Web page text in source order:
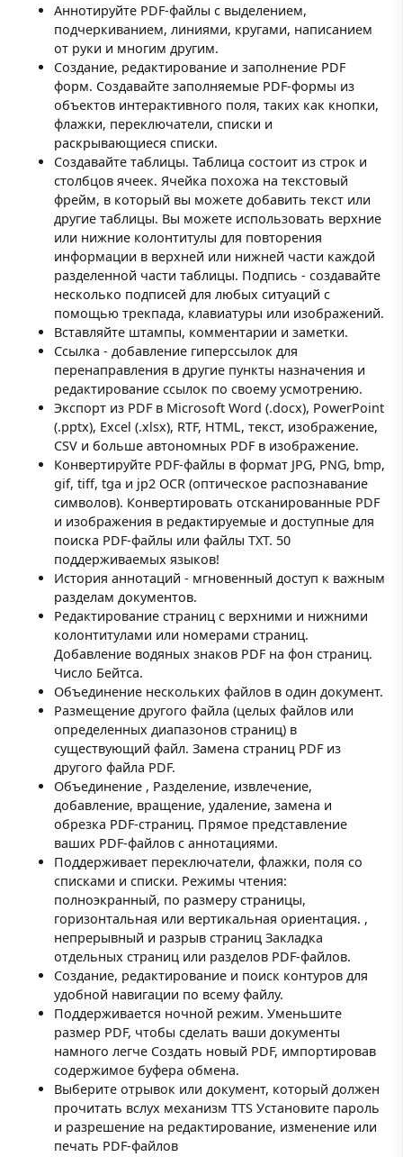
Аннотируйте PDF-файлы с выделением,
подчеркиванием, линиями, кругами, написанием
от руки и многим другим.
Создание, редактирование и заполнение PDF
форм. Создавайте заполняемые PDF-формы из
объектов интерактивного поля, таких как кнопки,
флажки, переключатели, списки и
раскрывающиеся списки.
Создавайте таблицы. Таблица состоит из строк и
столбцов ячеек. Ячейка похожа на текстовый
фрейм, в который вы можете добавить текст или
другие таблицы. Вы можете использовать верхние
или нижние колонтитулы для повторения
информации в верхней или нижней части каждой
разделенной части таблицы. Подпись - создавайте
несколько подписей для любых ситуаций с
помощью трекпада, клавиатуры или изображений.
Вставляйте штампы, комментарии и заметки.
Ссылка - добавление гиперссылок для
перенаправления в другие пункты назначения и
редактирование ссылок по своему усмотрению.
Экспорт из PDF в Microsoft Word (.docx), PowerPoint
(.pptx), Excel (.xlsx), RTF, HTML, текст, изображение,
CSV и больше автономных PDF в изображение.
Конвертируйте PDF-файлы в формат JPG, PNG, bmp,
gif, tiff, tga и jp2 OCR (оптическое распознавание
символов). Конвертировать отсканированные PDF
и изображения в редактируемые и доступные для
поиска PDF-файлы или файлы TXT. 50
поддерживаемых языков!
История аннотаций - мгновенный доступ к важным
разделам документов.
Редактирование страниц с верхними и нижними
колонтитулами или номерами страниц.
Добавление водяных знаков PDF на фон страниц.
Число Бейтса.
Объединение нескольких файлов в один документ.
Размещение другого файла (целых файлов или
определенных диапазонов страниц) в
существующий файл. Замена страниц PDF из
другого файла PDF.
Объединение , Разделение, извлечение,
добавление, вращение, удаление, замена и
обрезка PDF-страниц. Прямое представление
ваших PDF-файлов с аннотациями.
Поддерживает переключатели, флажки, поля со
списками и списки. Режимы чтения:
полноэкранный, по размеру страницы,
горизонтальная или вертикальная ориентация. ,
непрерывный и разрыв страниц Закладка
отдельных страниц или разделов PDF-файлов.
Создание, редактирование и поиск контуров для
удобной навигации по всему файлу.
Поддерживается ночной режим. Уменьшите
размер PDF, чтобы сделать ваши документы
намного легче Создать новый PDF, импортировав
содержимое буфера обмена.
Выберите отрывок или документ, который должен
прочитать вслух механизм TTS Установите пароль
и разрешение на редактирование, изменение или
печать PDF-файлов